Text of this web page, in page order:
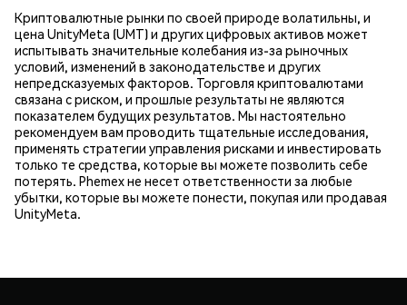
Криптовалютные рынки по своей природе волатильны, и
цена UnityMeta (UMT) и других цифровых активов может
испытывать значительные колебания из-за рыночных
условий, изменений в законодательстве и других
непредсказуемых факторов. Торговля криптовалютами
связана с риском, и прошлые результаты не являются
показателем будущих результатов. Мы настоятельно
рекомендуем вам проводить тщательные исследования,
применять стратегии управления рисками и инвестировать
только те средства, которые вы можете позволить себе
потерять. Phemex не несет ответственности за любые
убытки, которые вы можете понести, покупая или продавая
UnityMeta.